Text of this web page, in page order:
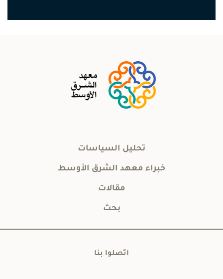
تحليل السياسات
خبراء معهد الشرق الأوسط
مقالات
بحث
اتّصلوا بنا